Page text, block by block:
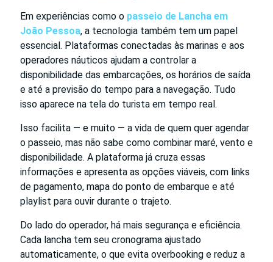
Em experiências como o passeio de Lancha em
João Pessoa, a tecnologia também tem um papel
essencial. Plataformas conectadas às marinas e aos
operadores náuticos ajudam a controlar a
disponibilidade das embarcações, os horários de saída
e até a previsão do tempo para a navegação. Tudo
isso aparece na tela do turista em tempo real.
Isso facilita — e muito — a vida de quem quer agendar
o passeio, mas não sabe como combinar maré, vento e
disponibilidade. A plataforma já cruza essas
informações e apresenta as opções viáveis, com links
de pagamento, mapa do ponto de embarque e até
playlist para ouvir durante o trajeto.
Do lado do operador, há mais segurança e eficiência.
Cada lancha tem seu cronograma ajustado
automaticamente, o que evita overbooking e reduz a